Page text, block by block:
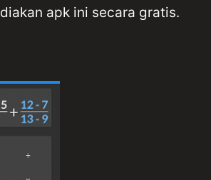
apk ini secara gratis.